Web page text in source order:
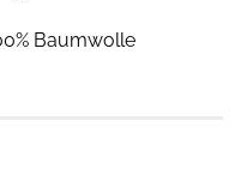
Baumwolle